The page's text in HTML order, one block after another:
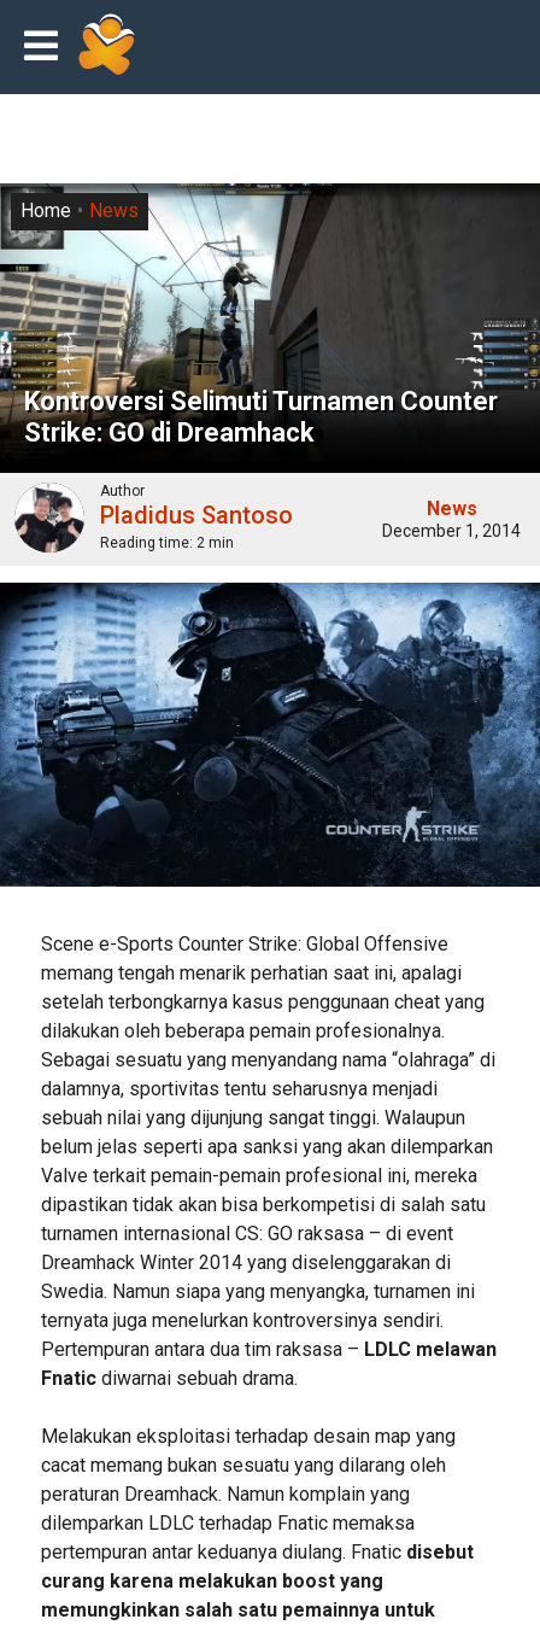
Kontroversi Selimuti Turnamen Counter
Strike: GO di Dreamhack
Home News
Author
Pladidus Santoso
Reading time: 2 min
News
December 1, 2014
Scene e-Sports Counter Strike: Global Offensive
memang tengah menarik perhatian saat ini, apalagi
setelah terbongkarnya kasus penggunaan cheat yang
dilakukan oleh beberapa pemain profesionalnya.
Sebagai sesuatu yang menyandang nama “olahraga” di
dalamnya, sportivitas tentu seharusnya menjadi
sebuah nilai yang dijunjung sangat tinggi. Walaupun
belum jelas seperti apa sanksi yang akan dilemparkan
Valve terkait pemain-pemain profesional ini, mereka
dipastikan tidak akan bisa berkompetisi di salah satu
turnamen internasional CS: GO raksasa – di event
Dreamhack Winter 2014 yang diselenggarakan di
Swedia. Namun siapa yang menyangka, turnamen ini
ternyata juga menelurkan kontroversinya sendiri.
Pertempuran antara dua tim raksasa – LDLC melawan
Fnaticdiwarnai sebuah drama.
Melakukan eksploitasi terhadap desain map yang
cacat memang bukan sesuatu yang dilarang oleh
peraturan Dreamhack. Namun komplain yang
dilemparkan LDLC terhadap Fnatic memaksa
pertempuran antar keduanya diulang. Fnatic disebut
curang karena melakukan boost yang
memungkinkan salah satu pemainnya untuk